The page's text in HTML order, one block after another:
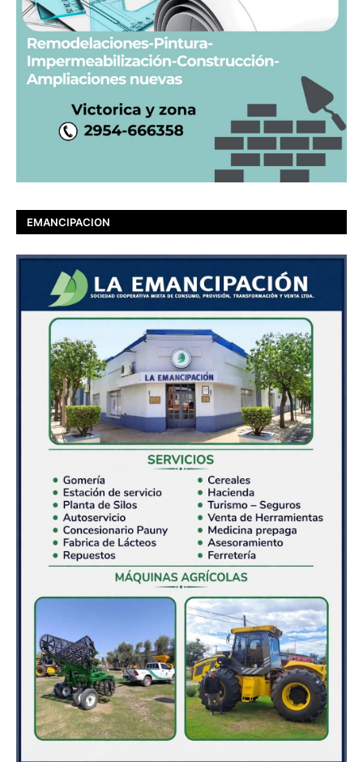
EMANCIPACION